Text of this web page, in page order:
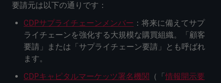
要請元は以下の通りです：
CDPサプライチェーンメンバー ：将来に備えてサプ
ライチェーンを強化する大規模な購買組織。「顧客
要請」または「サプライチェーン要請」とも呼ばれ
ます。
CDPキャピタルマーケッツ署名機関 （「情報開示要